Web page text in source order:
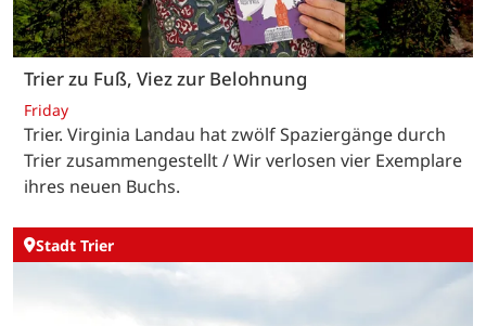
Trier zu Fuß, Viez zur Belohnung
Friday
Trier. Virginia Landau hat zwölf Spaziergänge durch
Trier zusammengestellt / Wir verlosen vier Exemplare
ihres neuen Buchs.
Stadt Trier